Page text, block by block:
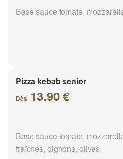
Base sauce tomate,
Pizza kebab senior
Dès 13.90 €
Base sauce tomate,
fraîches, oignons, olives